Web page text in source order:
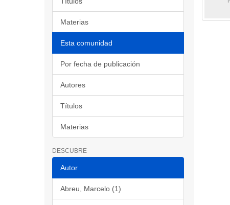
Materias
Esta comunidad
Por fecha de publicación
Autores
Títulos
Materias
DESCUBRE
Autor
Abreu, Marcelo (1)